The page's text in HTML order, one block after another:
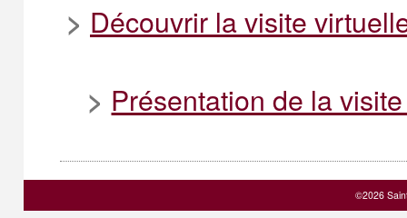
> Découvrir la visite
> Présentation de la
©2026